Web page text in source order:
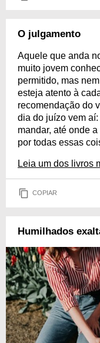
O julgamento
Aquele que anda
muito jovem
permitido, mas
esteja atento à
recomendação do
dia do juízo vem
mandar, até onde
por todas essas
Leia um dos livros
COPIAR
Humilhados